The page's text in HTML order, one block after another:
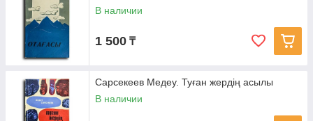
В наличии
1 500 ₸
Сарсекеев Медеу. Туған жердің асылы
В наличии